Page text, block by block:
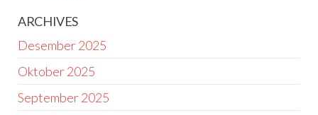
ARCHIVES
Desember 2025
Oktober 2025
September 2025